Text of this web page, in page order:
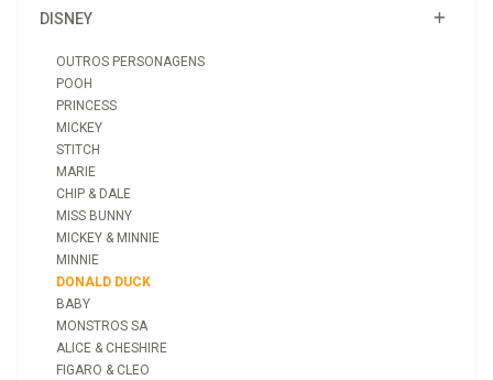
DISNEY
OUTROS PERSONAGENS
POOH
PRINCESS
MICKEY
STITCH
MARIE
CHIP & DALE
MISS BUNNY
MICKEY & MINNIE
MINNIE
DONALD DUCK
BABY
MONSTROS SA
ALICE & CHESHIRE
FIGARO & CLEO